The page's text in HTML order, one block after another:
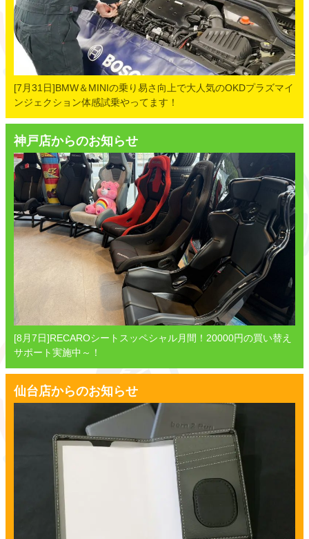
[7月31日]BMW＆MINIの乗り易さ向上で大人気のOKDプラズマイ
ンジェクション体感試乗やってます！
神戸店からのお知らせ
[8月7日]RECAROシートスッペシャル月間！20000円の買い替え
サポート実施中～！
仙台店からのお知らせ